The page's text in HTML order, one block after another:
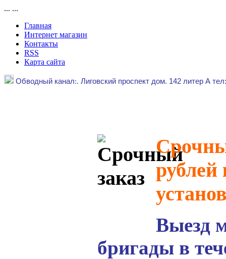
... ...
Главная
Интернет магазин
Контакты
RSS
Карта сайта
Обводный канал:. Лиговский проспект дом. 142 литер А
рублей
Выезд
бригады в